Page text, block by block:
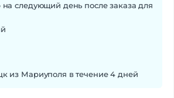
на следующий день после заказа для
из Мариуполя в течение 4 дней